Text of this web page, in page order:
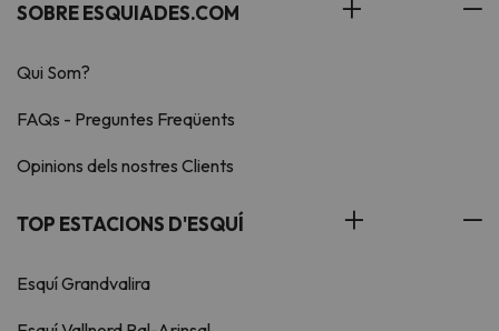
SOBRE ESQUIADES.COM
Qui Som?
FAQs - Preguntes Freqüents
Opinions dels nostres Clients
TOP ESTACIONS D'ESQUÍ
Esquí Grandvalira